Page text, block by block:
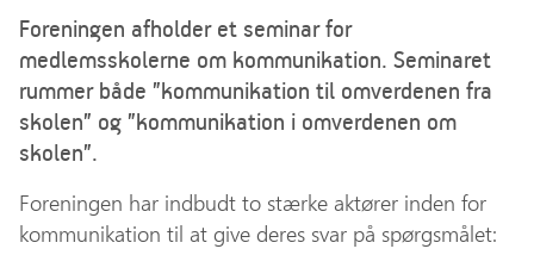
Foreningen afholder et seminar for
medlemsskolerne om kommunikation. Seminaret
rummer både ”kommunikation til omverdenen fra
skolen” og ”kommunikation i omverdenen om
skolen”.
Foreningen har indbudt to stærke aktører inden for
kommunikation til at give deres svar på spørgsmålet: